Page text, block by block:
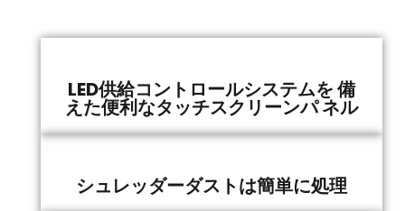
LED供給コントロールシステムを 備
えた便利なタッチスクリーンパ ネル
シュレッダーダストは簡単に処理